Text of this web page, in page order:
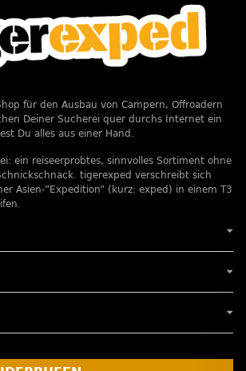
für den Ausbau von Campern, Offroadern
Deiner Sucherei quer durchs Internet ein
Du alles aus einer Hand.
ein reiseerprobtes, sinnvolles Sortiment ohne
tigerexped verschreibt sich
Asien-”Expedition” (kurz: exped) in einem T3